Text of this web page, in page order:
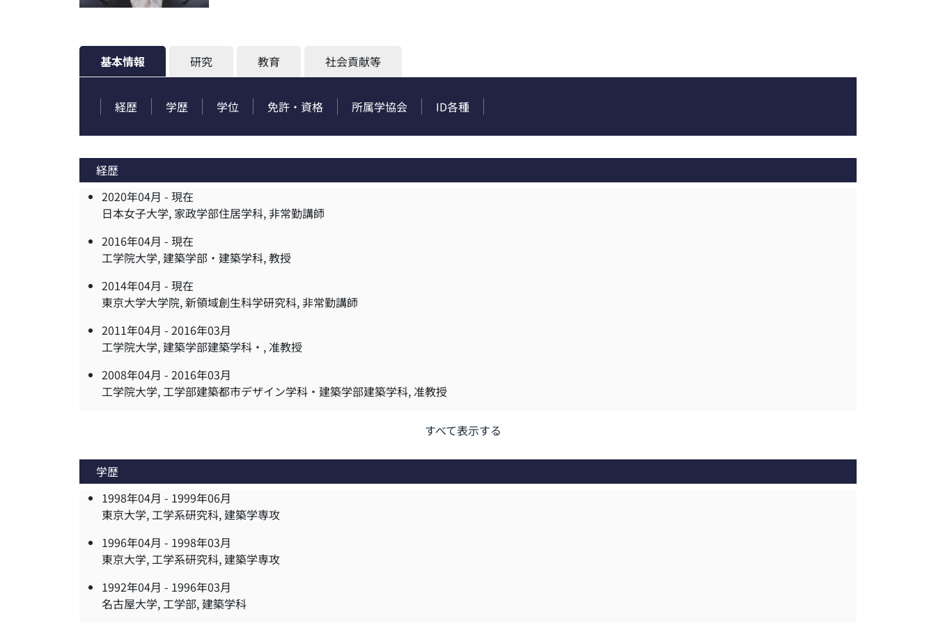
基本情報 研究 教育 社会貢献等
経歴 学歴 学位 免許・資格 所属学協会 ID各種
経歴
2020年04月 - 現在
日本女子大学, 家政学部住居学科, 非常勤講師
2016年04月 - 現在
工学院大学, 建築学部・建築学科, 教授
2014年04月 - 現在
東京大学大学院, 新領域創生科学研究科, 非常勤講師
2011年04月 - 2016年03月
工学院大学, 建築学部建築学科・, 准教授
2008年04月 - 2016年03月
工学院大学, 工学部建築都市デザイン学科・建築学部建築学科, 准教授
すべて表示する
学歴
1998年04月 - 1999年06月
東京大学, 工学系研究科, 建築学専攻
1996年04月 - 1998年03月
東京大学, 工学系研究科, 建築学専攻
1992年04月 - 1996年03月
名古屋大学, 工学部, 建築学科